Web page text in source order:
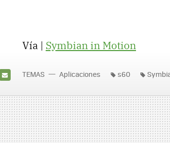
Vía | Symbian in Motion
TEMAS Aplicaciones s60